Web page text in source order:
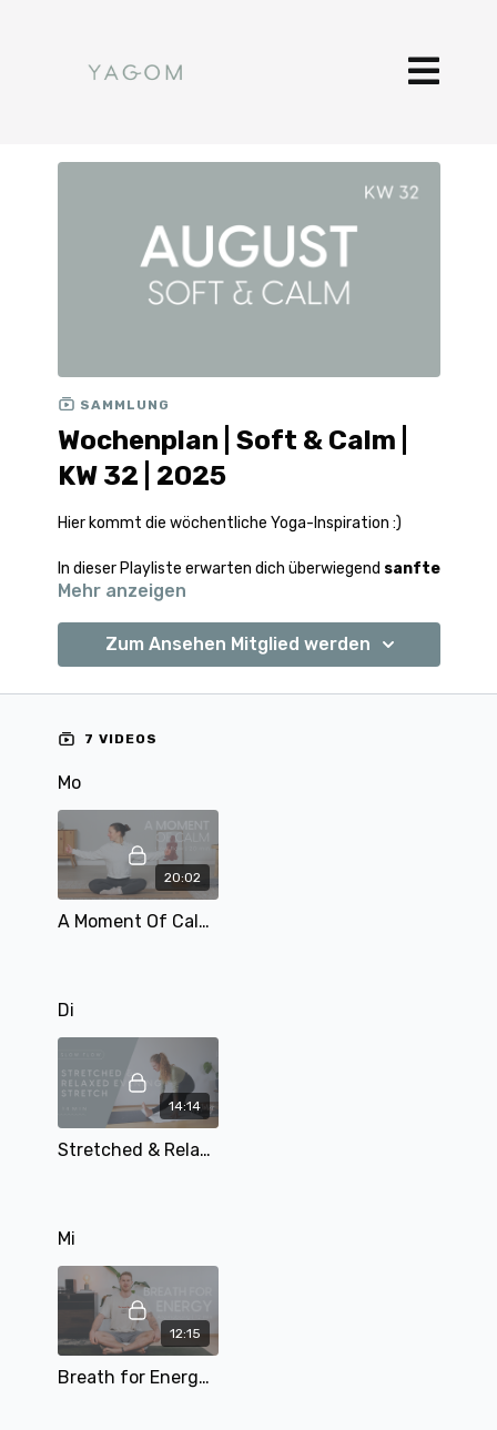
SAMMLUNG
Wochenplan | Soft & Calm |
KW 32 | 2025
Hier kommt die wöchentliche Yoga-Inspiration :)
In dieser Playliste erwarten dich überwiegend sanfte
Einheiten, um zur Ruhe zu kommen sowie die ein
bleiben :)
Mehr anzeigen
Zum Ansehen Mitglied werden
7 VIDEOS
Mo
20:02
A Moment Of Calm | Nacken & Schultern | 20 min | mit Alina
Di
14:14
Stretched & Relaxed Evening Stretch | Short Evening Serie mit Mary | 14 Min
Mi
12:15
Breath for Energy | Atemübung | 12 min | mit Tobi